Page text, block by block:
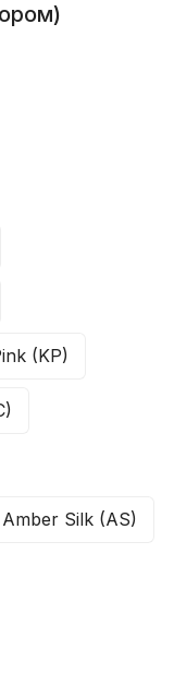
(KP)
Amber Silk (AS)